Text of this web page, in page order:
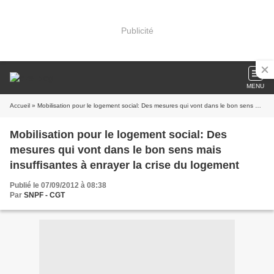
Publicité
MENU
Accueil » Mobilisation pour le logement social: Des mesures qui vont dans le bon sens mais insuffisantes à enrayer la crise du logement
Mobilisation pour le logement social: Des
mesures qui vont dans le bon sens mais
insuffisantes à enrayer la crise du logement
Publié le 07/09/2012 à 08:38
Par SNPF - CGT